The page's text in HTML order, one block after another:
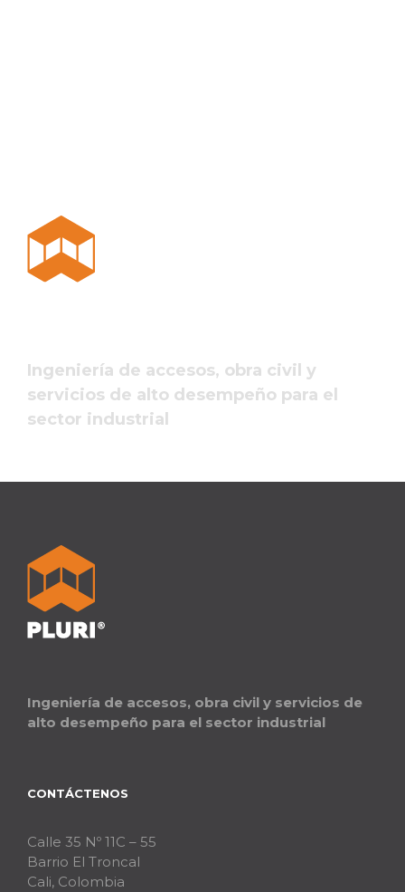
Ingeniería de accesos, obra civil y
servicios de alto desempeño para el
sector industrial
Ingeniería de accesos, obra civil y servicios de
alto desempeño para el sector industrial
CONTÁCTENOS
Calle 35 Nº 11C – 55
Barrio El Troncal
Cali, Colombia